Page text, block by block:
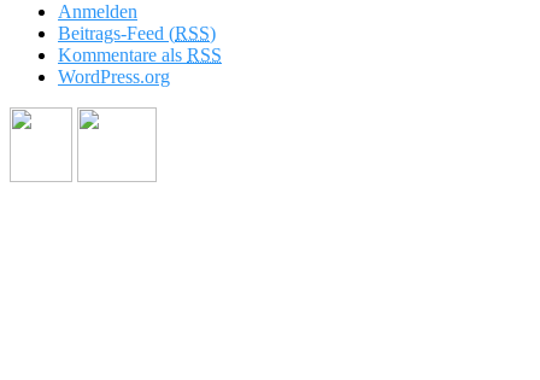
Anmelden
Beitrags-Feed (RSS)
Kommentare als RSS
WordPress.org